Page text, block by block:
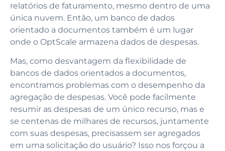
relatórios de faturamento, mesmo dentro de uma
única nuvem. Então, um banco de dados
orientado a documentos também é um lugar
onde o OptScale armazena dados de despesas.
Mas, como desvantagem da flexibilidade de
bancos de dados orientados a documentos,
encontramos problemas com o desempenho da
agregação de despesas. Você pode facilmente
resumir as despesas de um único recurso, mas e
se centenas de milhares de recursos, juntamente
com suas despesas, precisassem ser agregados
em uma solicitação do usuário? Isso nos forçou a